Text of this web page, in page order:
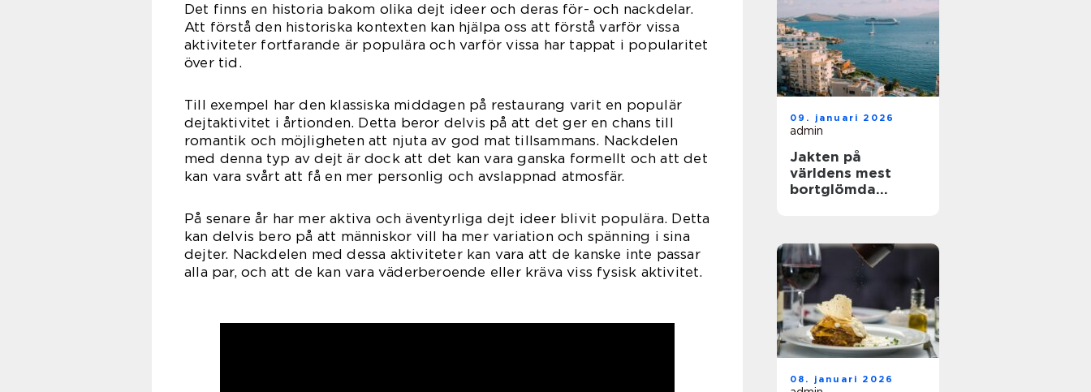
Det finns en historia bakom olika dejt ideer och deras för- och nackdelar.
Att förstå den historiska kontexten kan hjälpa oss att förstå varför vissa
aktiviteter fortfarande är populära och varför vissa har tappat i popularitet
över tid.
Till exempel har den klassiska middagen på restaurang varit en populär
dejtaktivitet i årtionden. Detta beror delvis på att det ger en chans till
romantik och möjligheten att njuta av god mat tillsammans. Nackdelen
med denna typ av dejt är dock att det kan vara ganska formellt och att det
kan vara svårt att få en mer personlig och avslappnad atmosfär.
På senare år har mer aktiva och äventyrliga dejt ideer blivit populära. Detta
kan delvis bero på att människor vill ha mer variation och spänning i sina
dejter. Nackdelen med dessa aktiviteter kan vara att de kanske inte passar
alla par, och att de kan vara väderberoende eller kräva viss fysisk aktivitet.
09. januari 2026
admin
Jakten på
världens mest
bortglömda
08. januari 2026